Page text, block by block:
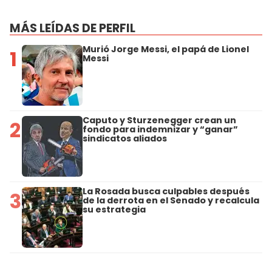
MÁS LEÍDAS DE PERFIL
1 Murió Jorge Messi, el papá de Lionel
Messi
2 Caputo y Sturzenegger crean un
fondo para indemnizar y “ganar”
sindicatos aliados
3 La Rosada busca culpables después
de la derrota en el Senado y recalcula
su estrategia